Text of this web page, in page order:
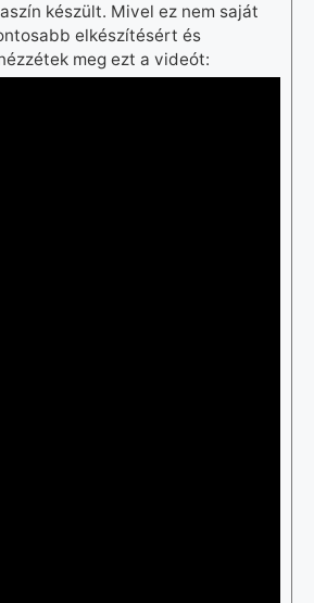
készült. Mivel ez nem saját
elkészítésért és
meg ezt a videót: